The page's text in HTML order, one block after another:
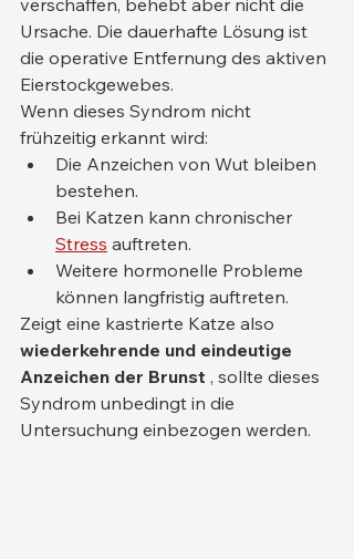
Ursache. Die dauerhafte Lösung ist
die operative Entfernung des aktiven
Eierstockgewebes.
Wenn dieses Syndrom nicht
frühzeitig erkannt wird:
Die Anzeichen von Wut bleiben
bestehen.
Bei Katzen kann chronischer
Stress auftreten.
Weitere hormonelle Probleme
können langfristig auftreten.
Zeigt eine kastrierte Katze also
wiederkehrende und eindeutige
Anzeichen der Brunst , sollte dieses
Syndrom unbedingt in die
Untersuchung einbezogen werden.